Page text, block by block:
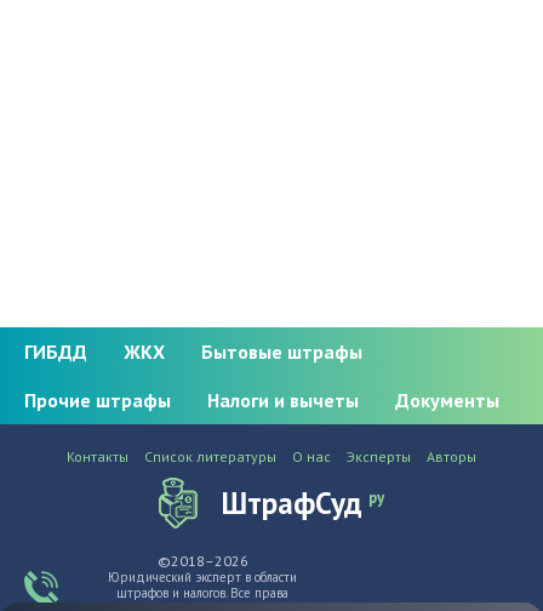
ГИБДД ЖКХ
Бытовые штрафы
Прочие штрафы
Налоги и вычеты Документы
ШтрафСуд ру
Контакты Список литературы О нас Эксперты Авторы
©2018–2026
Юридический эксперт в области
штрафов и налогов. Все права